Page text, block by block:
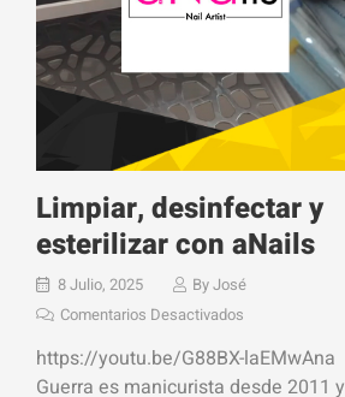
Limpiar, desinfectar y
esterilizar con aNails
8 Julio, 2025 ByJosé
Comentarios Desactivados
https://youtu.be/G88BX-laEMwAna
Guerra es manicurista desde 2011 y